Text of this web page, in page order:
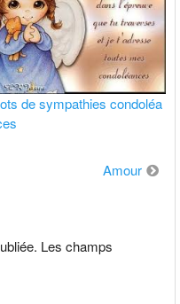
de sympathies condoléa
Amour
Les champs